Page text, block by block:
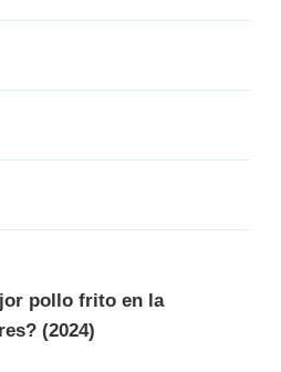
pollo frito en la
(2024)